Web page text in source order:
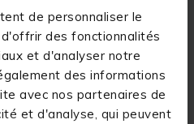
de personnaliser le
des fonctionnalités
et d'analyser notre
des informations
avec nos partenaires de
et d'analyse, qui peuvent